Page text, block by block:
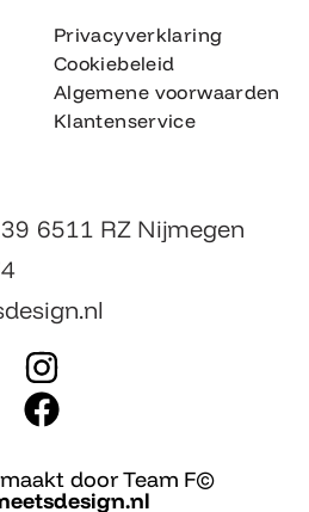
Privacyverklaring
Cookiebeleid
Algemene voorwaarden
Klantenservice
6511 RZ Nijmegen
I
n
s
t
F
c door Team F©